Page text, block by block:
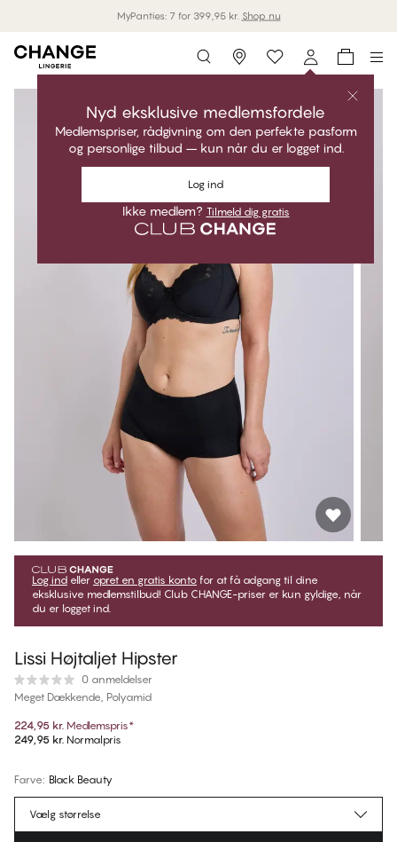
MyPanties: 7 for 399,95 kr. Shop nu
Storefinder
Nyd eksklusive medlemsfordele
Medlemspriser, rådgivning om den perfekte pasform
og personlige tilbud – kun når du er logget ind.
Log ind
Ikke medlem? Tilmeld dig gratis
Log ind eller opret en gratis konto for at få adgang til dine
eksklusive medlemstilbud! Club CHANGE-priser er kun gyldige, når
du er logget ind.
Lissi Højtaljet Hipster
0 anmeldelser
Meget Dækkende, Polyamid
224,95 kr. Medlemspris*
249,95 kr. Normalpris
Farve: Black Beauty
Vælg størrelse